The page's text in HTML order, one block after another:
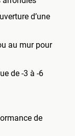
d’une
au mur pour
de -3 à -6
de